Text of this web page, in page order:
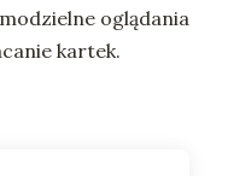
oglądania
kartek.